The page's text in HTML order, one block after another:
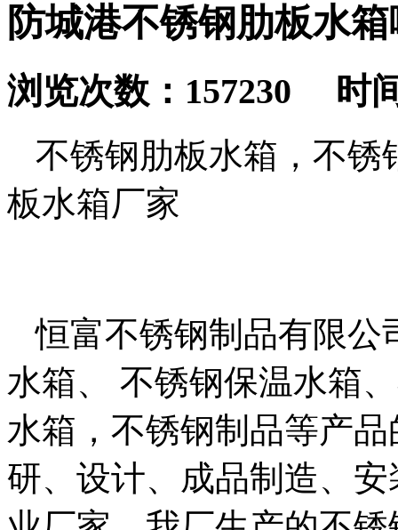
防城港不锈钢肋板水
浏览次数：157230 时
不锈钢肋板水箱，不锈
板水箱厂家
恒富不锈钢制品有限公
水箱、 不锈钢保温水箱
水箱，不锈钢制品等产
研、设计、成品制造、